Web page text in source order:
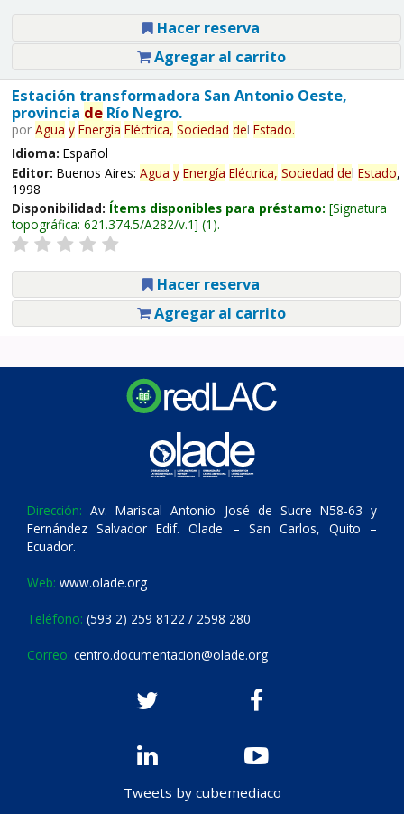
Hacer reserva
Agregar al carrito
Estación transformadora San Antonio Oeste,
provincia deRío Negro.
por Agua y Energía Eléctrica, Sociedad del Estado.
Idioma: Español
Editor: Buenos Aires: Agua y Energía Eléctrica, Sociedad del Estado,
1998
Disponibilidad: Ítems disponibles para préstamo: Signatura
topográfica: 621.374.5/A282/v.1 (1).
Hacer reserva
Agregar al carrito
Dirección: Av. Mariscal Antonio José de Sucre N58-63 y
Fernández Salvador Edif. Olade – San Carlos, Quito –
Ecuador.
Web: www.olade.org
Teléfono: (593 2) 259 8122 / 2598 280
Correo: centro.documentacion@olade.org
Tweets by cubemediaco